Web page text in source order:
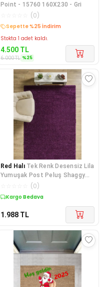
Point - 15760 160X230 - Gri
(0)
Sepette %25 İndirim
Stokta 1 adet kaldı.
4.500 TL
6.000TL %25
Red Halı Tek Renk Desensiz Lila
Yumuşak Post Peluş Shaggy
Halı Salon Oturm
(0)
Kargo Bedava
1.988 TL